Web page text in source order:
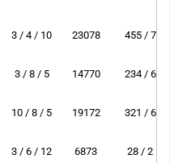
3 / 4 / 10 23078 455 / 7
3 / 8 / 5 14770 234 / 6
10 / 8 / 5 19172 321 / 6
3 / 6 / 12 6873 28 / 2